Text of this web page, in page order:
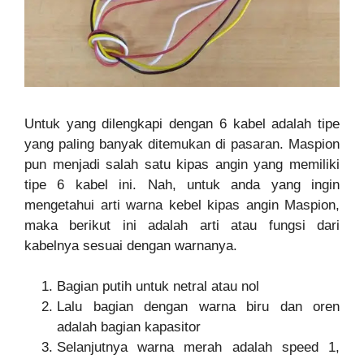
Untuk yang dilengkapi dengan 6 kabel adalah tipe
yang paling banyak ditemukan di pasaran. Maspion
pun menjadi salah satu kipas angin yang memiliki
tipe 6 kabel ini. Nah, untuk anda yang ingin
mengetahui arti warna kebel kipas angin Maspion,
maka berikut ini adalah arti atau fungsi dari
kabelnya sesuai dengan warnanya.
Bagian putih untuk netral atau nol
Lalu bagian dengan warna biru dan oren
adalah bagian kapasitor
Selanjutnya warna merah adalah speed 1,